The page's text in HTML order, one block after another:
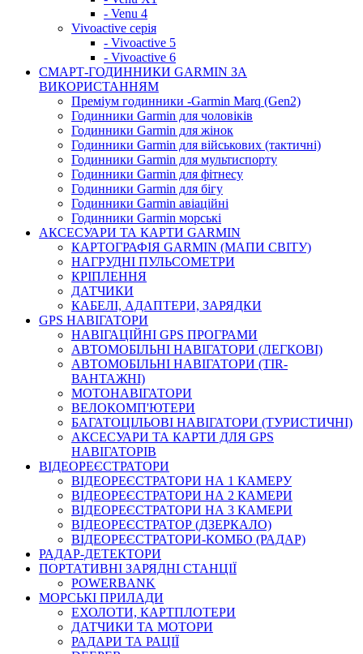
- Venu 4
Vivoactive серія
- Vivoactive 5
- Vivoactive 6
СМАРТ-ГОДИННИКИ GARMIN ЗА
ВИКОРИСТАННЯМ
Преміум годинники -Garmin Marq (Gen2)
Годинники Garmin для чоловіків
Годинники Garmin для жінок
Годинники Garmin для військових (тактичні)
Годинники Garmin для мультиспорту
Годинники Garmin для фітнесу
Годинники Garmin для бігу
Годинники Garmin авіаційні
Годинники Garmin морські
АКСЕСУАРИ ТА КАРТИ GARMIN
КАРТОГРАФІЯ GARMIN (МАПИ СВІТУ)
НАГРУДНІ ПУЛЬСОМЕТРИ
КРІПЛЕННЯ
ДАТЧИКИ
КАБЕЛІ, АДАПТЕРИ, ЗАРЯДКИ
GPS НАВІГАТОРИ
НАВІГАЦІЙНІ GPS ПРОГРАМИ
АВТОМОБІЛЬНІ НАВІГАТОРИ (ЛЕГКОВІ)
АВТОМОБІЛЬНІ НАВІГАТОРИ (TIR-
ВАНТАЖНІ)
МОТОНАВІГАТОРИ
ВЕЛОКОМП'ЮТЕРИ
БАГАТОЦІЛЬОВІ НАВІГАТОРИ (ТУРИСТИЧНІ)
АКСЕСУАРИ ТА КАРТИ ДЛЯ GPS
НАВІГАТОРІВ
ВІДЕОРЕЄСТРАТОРИ
ВІДЕОРЕЄСТРАТОРИ НА 1 КАМЕРУ
ВІДЕОРЕЄСТРАТОРИ НА 2 КАМЕРИ
ВІДЕОРЕЄСТРАТОРИ НА 3 КАМЕРИ
ВІДЕОРЕЄСТРАТОР (ДЗЕРКАЛО)
ВІДЕОРЕЄСТРАТОРИ-КОМБО (РАДАР)
РАДАР-ДЕТЕКТОРИ
ПОРТАТИВНІ ЗАРЯДНІ СТАНЦІЇ
POWERBANK
МОРСЬКІ ПРИЛАДИ
ЕХОЛОТИ, КАРТПЛОТЕРИ
ДАТЧИКИ ТА МОТОРИ
РАДАРИ ТА РАЦІЇ